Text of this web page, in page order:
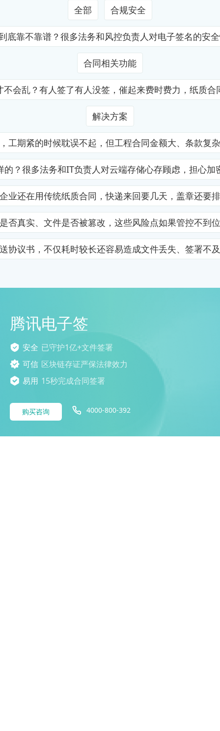
全部 合规安全
靠不靠谱？很多法务和风控负责人对电子签名的
合同相关功能
会乱？有人签了有人没签，催起来费时费力，纸质
解决方案
期紧的时候耽误不起，但工程合同金额大、条款
很多法务和IT负责人对云端存储心存顾虑，担
还在用传统纸质合同，快递来回要几天，盖章还
真实、文件是否被篡改，这些风险点如果管控不
议书，不仅耗时较长还容易造成文件丢失、签署
腾讯电子签
安全 已守护1亿+文件签署
可信 区块链存证严保法律效力
易用 15秒完成合同签署
购买咨询 4000-800-392